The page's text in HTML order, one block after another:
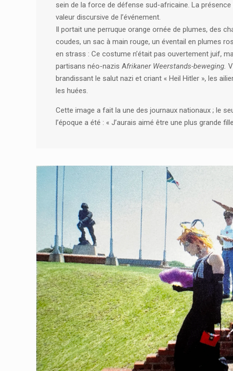
sein de la force de défense sud-africaine. La
valeur discursive de l’événement.
Il portait une perruque orange ornée de plumes, des
coudes, un sac à main rouge, un éventail en plumes
en strass : Ce costume n’était pas ouvertement juif,
partisans néo-nazis Afrikaner Weerstands-beweging.
brandissant le salut nazi et criant « Heil Hitler », les
les huées.
Cette image a fait la une des journaux nationaux ; le
l’époque a été : « J’aurais aimé être une plus grande